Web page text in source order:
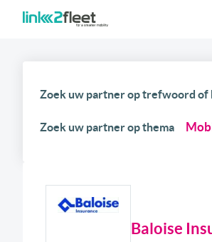
Zoek uw partner op trefwoord of
Zoek uw partner op thema
Baloise